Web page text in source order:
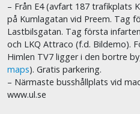
– Från E4 (avfart 187 trafikplats
på Kumlagatan vid Preem. Tag
Lastbilsgatan. Tag första
och LKQ Attraco (f.d. Bildemo).
Himlen TV7 ligger i den bortre
maps). Gratis parkering.
– Närmaste busshållplats vid
www.ul.se